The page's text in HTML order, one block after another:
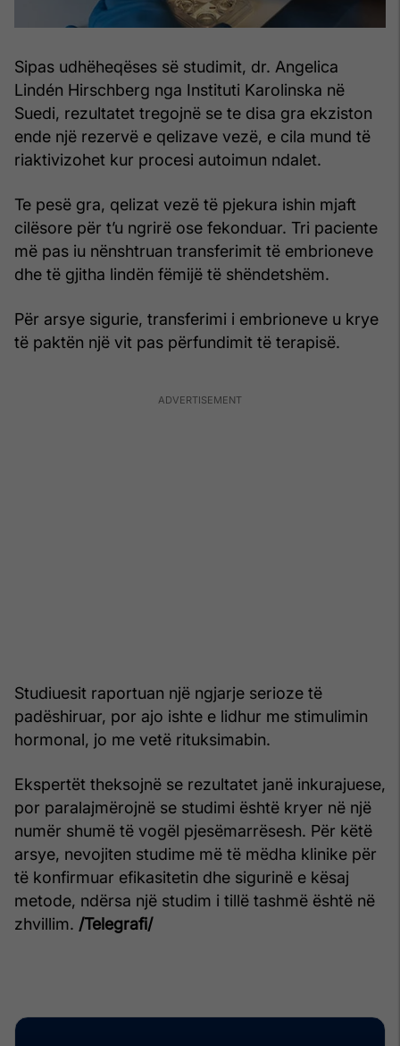
Sipas udhëheqëses së studimit, dr. Angelica
Lindén Hirschberg nga Instituti Karolinska në
Suedi, rezultatet tregojnë se te disa gra ekziston
ende një rezervë e qelizave vezë, e cila mund të
riaktivizohet kur procesi autoimun ndalet.
Te pesë gra, qelizat vezë të pjekura ishin mjaft
cilësore për t’u ngrirë ose fekonduar. Tri paciente
më pas iu nënshtruan transferimit të embrioneve
dhe të gjitha lindën fëmijë të shëndetshëm.
Për arsye sigurie, transferimi i embrioneve u krye
të paktën një vit pas përfundimit të terapisë.
Studiuesit raportuan një ngjarje serioze të
padëshiruar, por ajo ishte e lidhur me stimulimin
hormonal, jo me vetë rituksimabin.
Ekspertët theksojnë se rezultatet janë inkurajuese,
por paralajmërojnë se studimi është kryer në një
numër shumë të vogël pjesëmarrësesh. Për këtë
arsye, nevojiten studime më të mëdha klinike për
të konfirmuar efikasitetin dhe sigurinë e kësaj
metode, ndërsa një studim i tillë tashmë është në
zhvillim. /Telegrafi/